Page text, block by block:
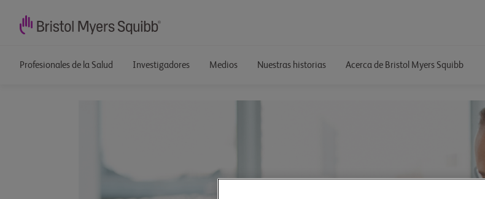
Profesionales de la Salud Investigadores Medios Nuestras historias Acerca de Bristol Myers Squibb